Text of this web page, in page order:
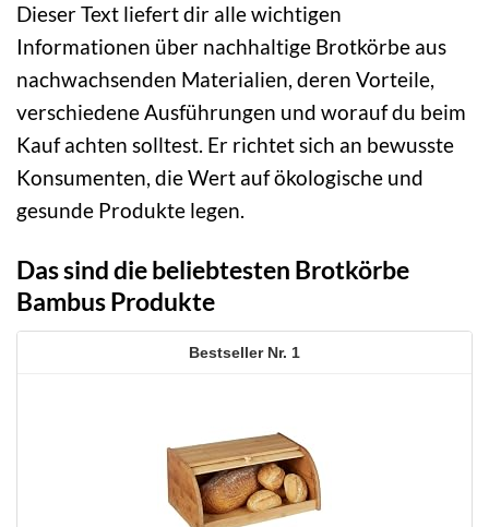
Dieser Text liefert dir alle wichtigen
Informationen über nachhaltige Brotkörbe aus
nachwachsenden Materialien, deren Vorteile,
verschiedene Ausführungen und worauf du beim
Kauf achten solltest. Er richtet sich an bewusste
Konsumenten, die Wert auf ökologische und
gesunde Produkte legen.
Das sind die beliebtesten Brotkörbe
Bambus Produkte
1